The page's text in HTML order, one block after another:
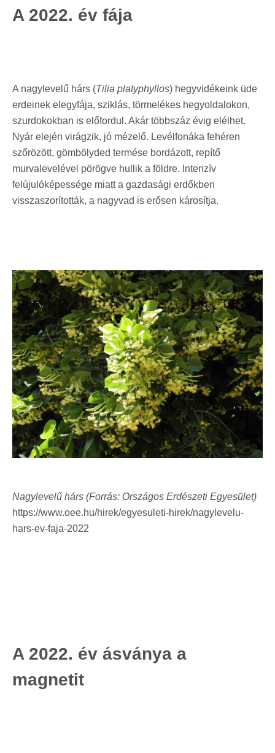
A 2022. év fája
A nagylevelű hárs (Tilia platyphyllos) hegyvidékeink üde
erdeinek elegyfája, sziklás, törmelékes hegyoldalokon,
szurdokokban is előfordul. Akár többszáz évig elélhet.
Nyár elején virágzik, jó mézelő. Levélfonáka fehéren
szőrözött, gömbölyded termése bordázott, repítő
murvalevelével pörögve hullik a földre. Intenzív
felújulóképessége miatt a gazdasági erdőkben
visszaszorították, a nagyvad is erősen károsítja.
Nagylevelű hárs (Forrás: Országos Erdészeti Egyesület)
https://www.oee.hu/hirek/egyesuleti-hirek/nagylevelu-
hars-ev-faja-2022
A 2022. év ásványa a
magnetit